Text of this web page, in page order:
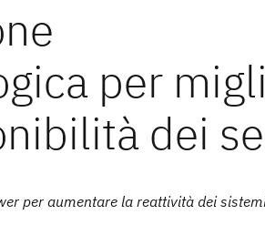
per
dei
per aumentare la reattività dei